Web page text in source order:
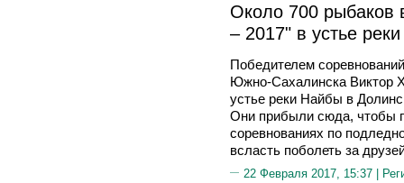
Около 700 рыбаков
– 2017" в устье
Победителем
Южно-Сахалинска Виктор
устье реки Найбы в
Они прибыли сюда, чтобы
соревнованиях по
всласть поболеть за
22 Февраля 2017, 15:37 |